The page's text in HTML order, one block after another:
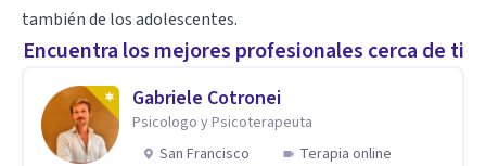
también de los adolescentes.
Encuentra los mejores profesionales cerca de ti
Gabriele Cotronei
Psicologo y Psicoterapeuta
San Francisco
Terapia online